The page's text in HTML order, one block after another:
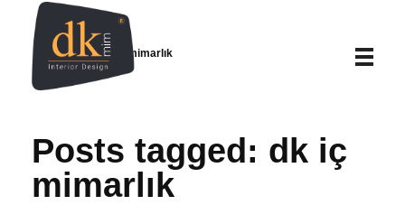
Home dk iç mimarlık
Posts tagged: dk iç
mimarlık